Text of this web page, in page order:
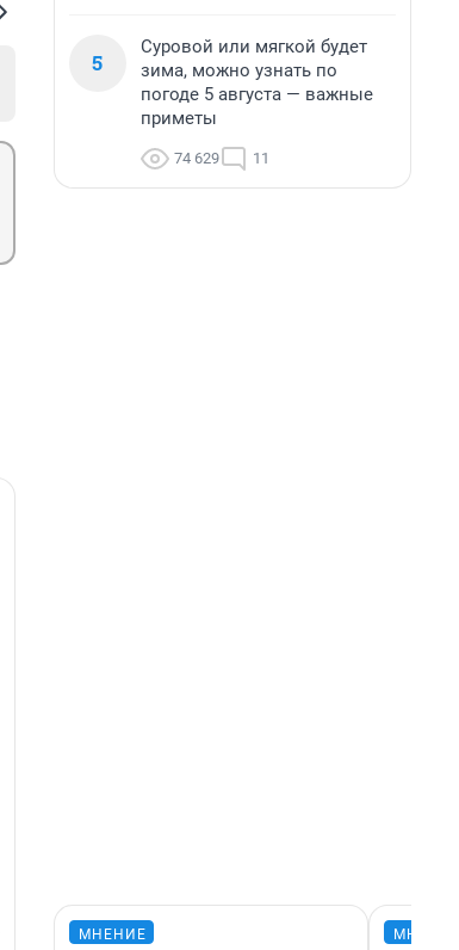
5
Суровой или мягкой будет
зима, можно узнать по
погоде 5 августа — важные
приметы
74 629 11
МНЕНИЕ